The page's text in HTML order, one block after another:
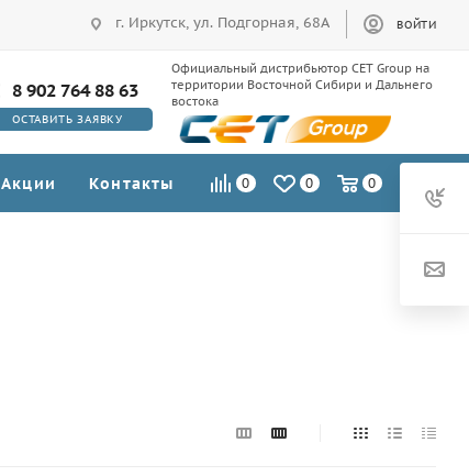
г. Иркутск, ул. Подгорная, 68А ВОЙТИ
8 902 764 88 63
ОСТАВИТЬ ЗАЯВКУ
Официальный дистрибьютор CET Group на
территории Восточной Сибири и Дальнего
востока
Акции Контакты 0 0 0